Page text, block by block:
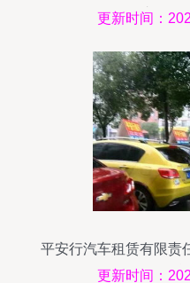
车，提
更新时间：
平安行汽车租赁有限责
租
更新时间：